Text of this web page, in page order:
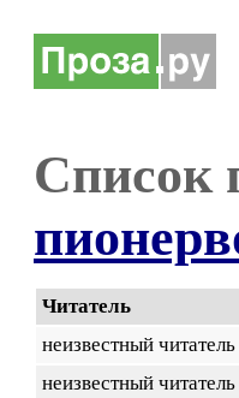
Список
Читатель
неизвестный
неизвестный читатель